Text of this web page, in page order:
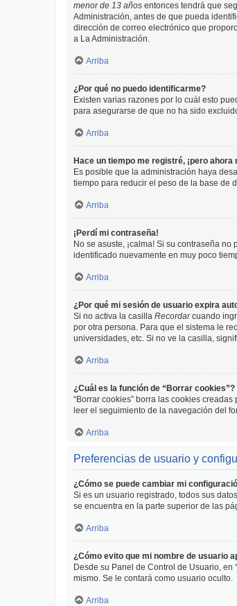
menor de 13 años entonces tendrá que
Administración, antes de que pueda
dirección de correo electrónico que
a La Administración.
Arriba
¿Por qué no puedo identificarme?
Existen varias razones por lo cuál esto
para asegurarse de que no ha sido
Arriba
Hace un tiempo me registré, ¡pero
Es posible que la administración haya
tiempo para reducir el peso de la base de
Arriba
¡Perdí mi contraseña!
No se asuste, ¡calma! Si su contraseña
identificado nuevamente en muy poco
Arriba
¿Por qué mi sesión de usuario expira
Si no activa la casilla Recordarcuando
por otra persona. Para que el sistema le
universidades, etc. Si no ve la casilla,
Arriba
¿Cuál es la función de “Borrar cookies”?
“Borrar cookies” borra las cookies
leer el seguimiento de la navegación del
Arriba
Preferencias de usuario y
¿Cómo se puede cambiar mi
Si es un usuario registrado, todos sus
se encuentra en la parte superior de las
Arriba
¿Cómo evito que mi nombre de usuario
Desde su Panel de Control de Usuario, en
mismo. Se le contará como usuario oculto.
Arriba